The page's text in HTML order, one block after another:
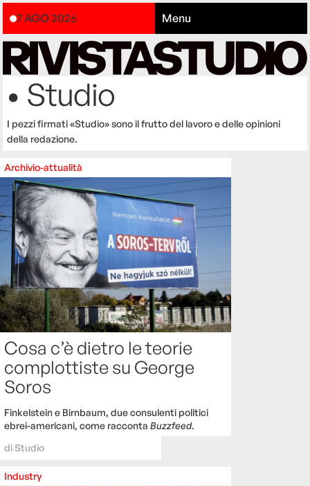
7 AGO 2026 Menu
• Studio
I pezzi firmati «Studio» sono il frutto del lavoro e delle opinioni
della redazione.
Archivio-attualità
Cosa c’è dietro le teorie
complottiste su George
Soros
Finkelstein e Birnbaum, due consulenti politici
ebrei-americani, come racconta Buzzfeed.
diStudio
Industry